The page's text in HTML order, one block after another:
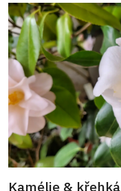
Kamélie &